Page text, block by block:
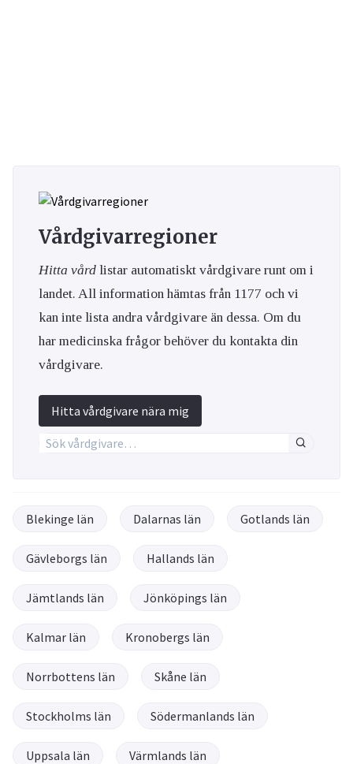
Vårdgivarregioner
Hitta vård listar automatiskt vårdgivare runt om i
landet. All information hämtas från 1177 och vi
kan inte lista andra vårdgivare än dessa. Om du
har medicinska frågor behöver du kontakta din
vårdgivare.
Hitta vårdgivare nära mig
Blekinge län Dalarnas län Gotlands län
Gävleborgs län Hallands län
Jämtlands län Jönköpings län
Kalmar län Kronobergs län
Norrbottens län Skåne län
Stockholms län Södermanlands län
Uppsala län Värmlands län